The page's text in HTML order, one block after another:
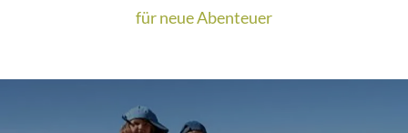
für neue Abenteuer